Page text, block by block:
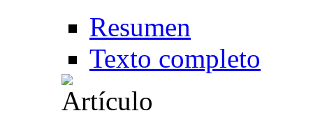
Resumen
Texto completo